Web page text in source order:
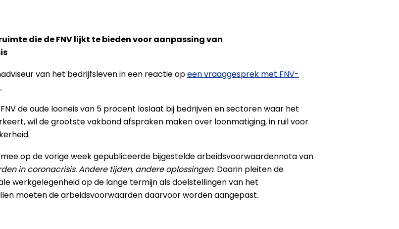
die de FNV lijkt te bieden voor aanpassing van
van het bedrijfsleven in een reactie opeen vraaggesprek met FNV-
.
de oude looneis van 5 procent loslaat bij bedrijven en sectoren waar het
wil de grootste vakbond afspraken maken over loonmatiging, in ruil voor
op de vorige week gepubliceerde bijgestelde arbeidsvoorwaardennota van
in coronacrisis. Andere tijden, andere oplossingen. Daarin pleiten de
werkgelegenheid op de lange termijn als doelstellingen van het
moeten de arbeidsvoorwaarden daarvoor worden aangepast.